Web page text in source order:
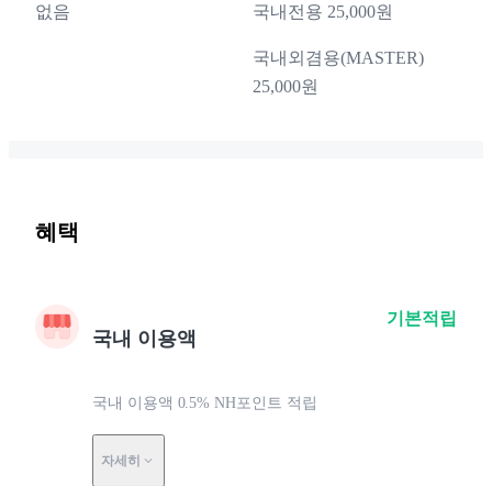
없음 국내전용 25,000원
국내외겸용(MASTER)
25,000원
혜택
국내 이용액
국내 이용액 0.5% NH포인트 적립
자세히
기본적립